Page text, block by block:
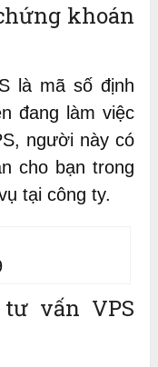
khoán
là mã số định
đang làm việc
người này có
cho bạn trong
tại công ty.
vấn VPS